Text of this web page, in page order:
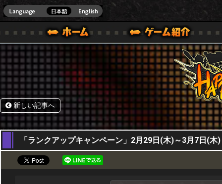
ONE VER.]
ガイド
ル｜HAPPY WARS(ハッピーウォーズ)公式サイト [ XBOX 360,XBOX ONE VER.]
サポート | HAPPY WARS(ハッピーウォーズ)公式サイ
新しい記事へ
29,02,2024
「ランクアップキャンペーン」2月29日(木)～3月7日(木)